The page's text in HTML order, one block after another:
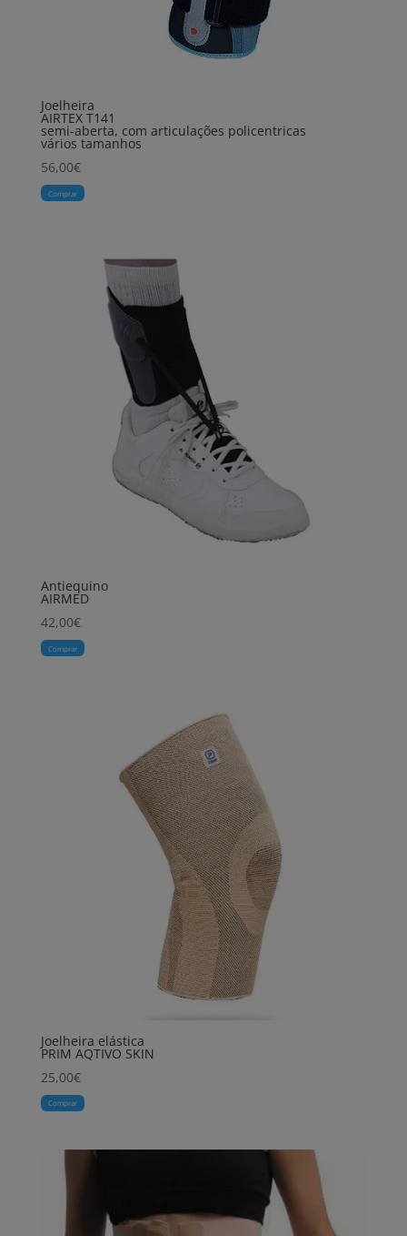
Joelheira
AIRTEX T141
semi-aberta, com articulações policentricas
vários tamanhos
56,00€
Comprar
Antiequino
AIRMED
42,00€
Comprar
Joelheira elástica
PRIM AQTIVO SKIN
25,00€
Comprar